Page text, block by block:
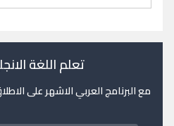
تعلم اللغة
مع البرنامج العربي الاشهر على الاطلاق وبأكثر